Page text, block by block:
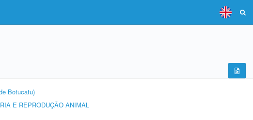
Botucatu)
E REPRODUÇÃO ANIMAL